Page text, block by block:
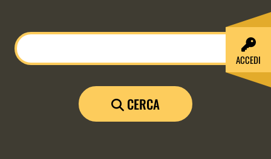
Nome del documento
CERCA
ACCEDI